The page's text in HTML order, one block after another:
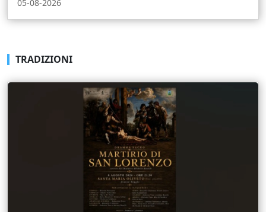
05-08-2026
TRADIZIONI